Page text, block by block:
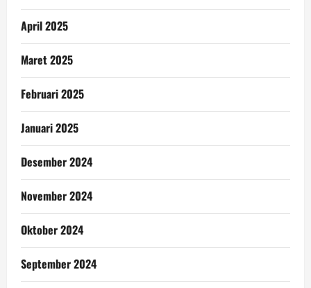
April 2025
Maret 2025
Februari 2025
Januari 2025
Desember 2024
November 2024
Oktober 2024
September 2024